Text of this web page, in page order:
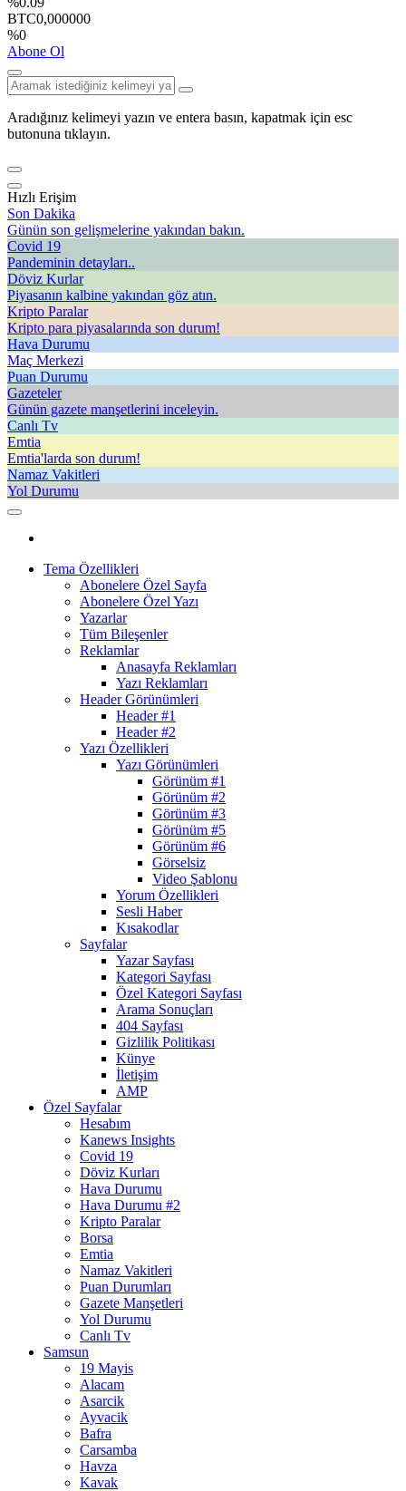
BTC0,000000
%0
Abone Ol
Aradığınız kelimeyi yazın ve entera basın, kapatmak için esc
butonuna tıklayın.
Hızlı Erişim
Son Dakika
Günün son gelişmelerine yakından bakın.
Covid 19
Pandeminin detayları..
Döviz Kurlar
Piyasanın kalbine yakından göz atın.
Kripto Paralar
Kripto para piyasalarında son durum!
Hava Durumu
Maç Merkezi
Puan Durumu
Gazeteler
Günün gazete manşetlerini inceleyin.
Canlı Tv
Emtia
Emtia'larda son durum!
Namaz Vakitleri
Yol Durumu
Tema Özellikleri
Abonelere Özel Sayfa
Abonelere Özel Yazı
Yazarlar
Tüm Bileşenler
Reklamlar
Anasayfa Reklamları
Yazı Reklamları
Header Görünümleri
Header #1
Header #2
Yazı Özellikleri
Yazı Görünümleri
Görünüm #1
Görünüm #2
Görünüm #3
Görünüm #5
Görünüm #6
Görselsiz
Video Şablonu
Yorum Özellikleri
Sesli Haber
Kısakodlar
Sayfalar
Yazar Sayfası
Kategori Sayfası
Özel Kategori Sayfası
Arama Sonuçları
404 Sayfası
Gizlilik Politikası
Künye
İletişim
AMP
Özel Sayfalar
Hesabım
Kanews Insights
Covid 19
Döviz Kurları
Hava Durumu
Hava Durumu #2
Kripto Paralar
Borsa
Emtia
Namaz Vakitleri
Puan Durumları
Gazete Manşetleri
Yol Durumu
Canlı Tv
Samsun
19 Mayis
Alacam
Asarcik
Ayvacik
Bafra
Carsamba
Havza
Kavak